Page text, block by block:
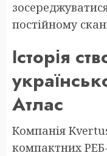
постійному
Історія
Атлас
Компанія
компактних